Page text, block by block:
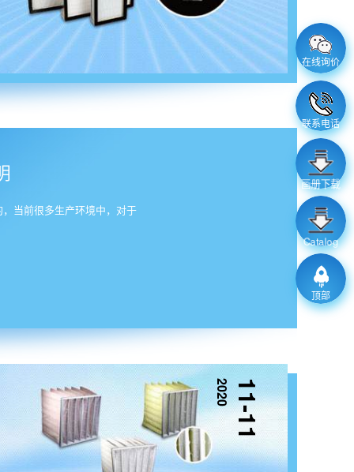
在线询价
联系电话
画册下载
Catalog
顶部
当前很多生产环境中，对于
11-11
2020